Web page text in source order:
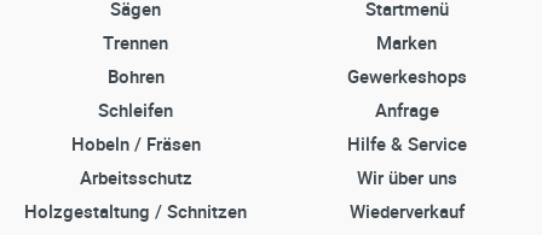
Sägen
Trennen
Bohren
Schleifen
Hobeln / Fräsen
Arbeitsschutz
Holzgestaltung / Schnitzen
Startmenü
Marken
Gewerkeshops
Anfrage
Hilfe & Service
Wir über uns
Wiederverkauf